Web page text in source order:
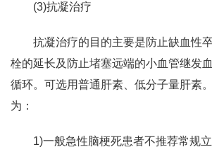
(3)抗凝治疗
抗凝治疗的目的主要是防止缺血性
栓的延长及防止堵塞远端的小血管继发
循环。可选用普通肝素、低分子量肝素
为：
1)一般急性脑梗死患者不推荐常规立